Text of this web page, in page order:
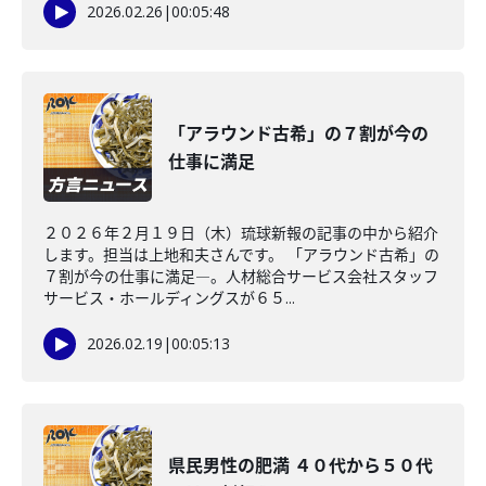
2026.02.26 |00:05:48
「アラウンド古希」の７割が今の
仕事に満足
２０２６年２月１９日（木）琉球新報の記事の中から紹介
します。担当は上地和夫さんです。 「アラウンド古希」の
７割が今の仕事に満足―。人材総合サービス会社スタッフ
サービス・ホールディングスが６５...
2026.02.19 |00:05:13
県民男性の肥満 ４０代から５０代